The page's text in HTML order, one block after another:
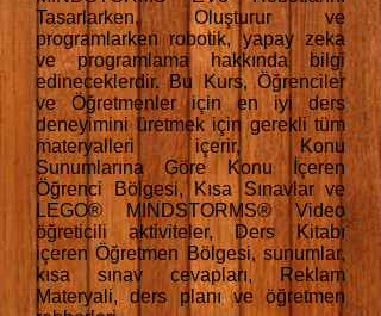
Tasarlarken, Oluşturur ve
programlarken robotik, yapay zeka
ve programlama hakkında bilgi
edineceklerdir. Bu Kurs, Öğrenciler
ve Öğretmenler için en iyi ders
deneyimini üretmek için gerekli tüm
materyalleri içerir, Konu
Sunumlarına Göre Konu İçeren
Öğrenci Bölgesi, Kısa Sınavlar ve
LEGO® MINDSTORMS® Video
öğreticili aktiviteler, Ders Kitabı
içeren Öğretmen Bölgesi, sunumlar,
kısa sınav cevapları, Reklam
Materyali, ders planı ve öğretmen